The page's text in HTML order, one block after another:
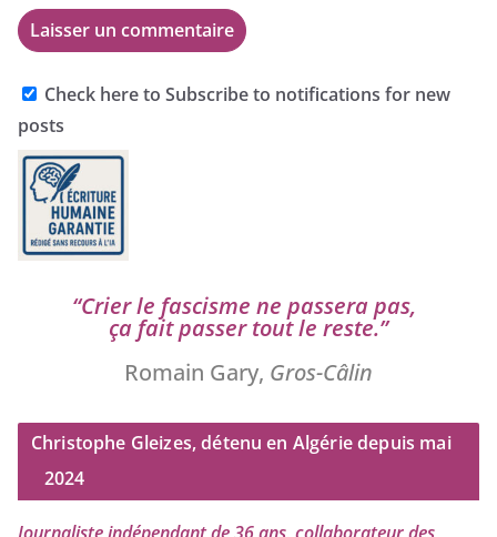
Check here to Subscribe to notifications for new
posts
“Crier le fas­cisme ne pas­se­ra pas,
ça fait pas­ser tout le reste.”
Romain Gary, Gros-Câlin
Christophe Gleizes, détenu en Algérie depuis mai
2024
Journaliste indé­pen­dant de36ans, col­la­bo­ra­teur des